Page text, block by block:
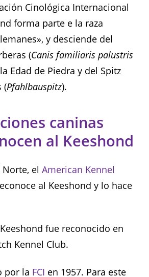
Cinológica Internacional
forma parte e la raza
y desciende del
(Canis familiaris palustris
Edad de Piedra y del Spitz
(Pfahlbauspitz).
caninas
al Keeshond
el American Kennel
al Keeshond y lo hace
fue reconocido en
Kennel Club.
por la FCI en 1957. Para este